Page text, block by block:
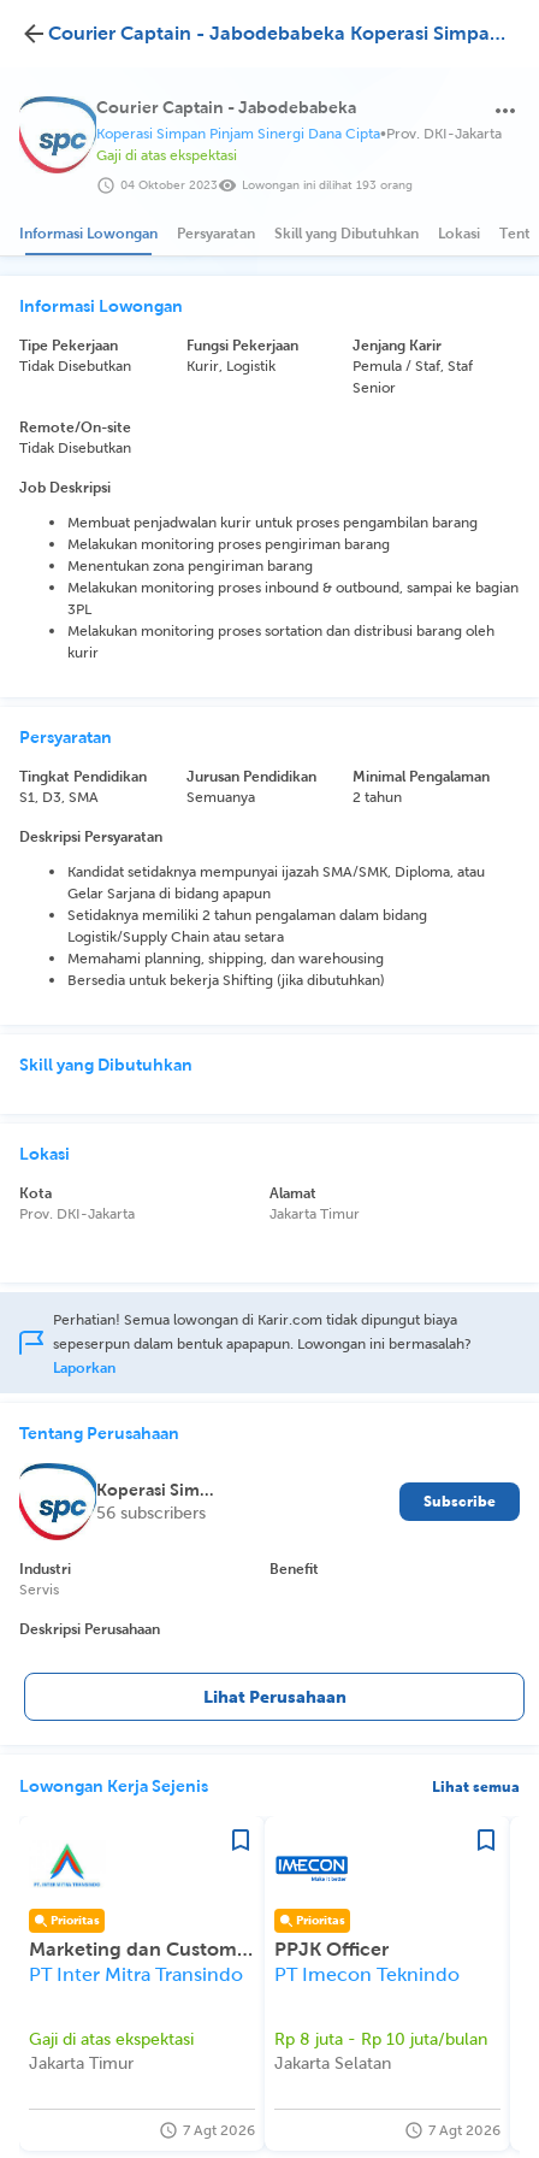
Courier Captain - Jabodebabeka Koperasi Simpan Pinjam Sinergi Dana Cipta
Courier Captain - Jabodebabeka
Koperasi Simpan Pinjam Sinergi Dana Cipta•Prov. DKI-Jakarta
Gaji di atas ekspektasi
Lowongan ini dilihat 193 orang
04 Oktober 2023
Informasi Lowongan Persyaratan Skill yang Dibutuhkan Lokasi
Informasi Lowongan
Tipe Pekerjaan
Tidak Disebutkan
Fungsi Pekerjaan
Kurir, Logistik
Jenjang Karir
Pemula / Staf, Staf
Senior
Remote/On-site
Tidak Disebutkan
Job Deskripsi
Membuat penjadwalan kurir untuk proses pengambilan barang
Melakukan monitoring proses pengiriman barang
Menentukan zona pengiriman barang
Melakukan monitoring proses inbound & outbound, sampai ke bagian
3PL
Melakukan monitoring proses sortation dan distribusi barang oleh
kurir
Persyaratan
Tingkat Pendidikan
S1, D3, SMA
Jurusan Pendidikan
Semuanya
Minimal Pengalaman
2 tahun
Deskripsi Persyaratan
Kandidat setidaknya mempunyai ijazah SMA/SMK, Diploma, atau
Gelar Sarjana di bidang apapun
Setidaknya memiliki 2 tahun pengalaman dalam bidang
Logistik/Supply Chain atau setara
Memahami planning, shipping, dan warehousing
Bersedia untuk bekerja Shifting (jika dibutuhkan)
Skill yang Dibutuhkan
Lokasi
Kota
Prov. DKI-Jakarta
Alamat
Jakarta Timur
Perhatian! Semua lowongan di Karir.com tidak dipungut biaya
sepeserpun dalam bentuk apapapun. Lowongan ini bermasalah?
Laporkan
Tentang Perusahaan
Koperasi Simpan Pinjam Sinergi Dana Cipta
56 subscribers
Subscribe
Industri
Servis
Benefit
Deskripsi Perusahaan
Lihat Perusahaan
Lowongan Kerja Sejenis Lihat semua
Prioritas
Marketing dan Customer Service
PT Inter Mitra Transindo
Gaji di atas ekspektasi
Jakarta Timur
7 Agt 2026
Prioritas
PPJK Officer
PT Imecon Teknindo
Rp 8 juta - Rp 10 juta/bulan
Jakarta Selatan
7 Agt 2026